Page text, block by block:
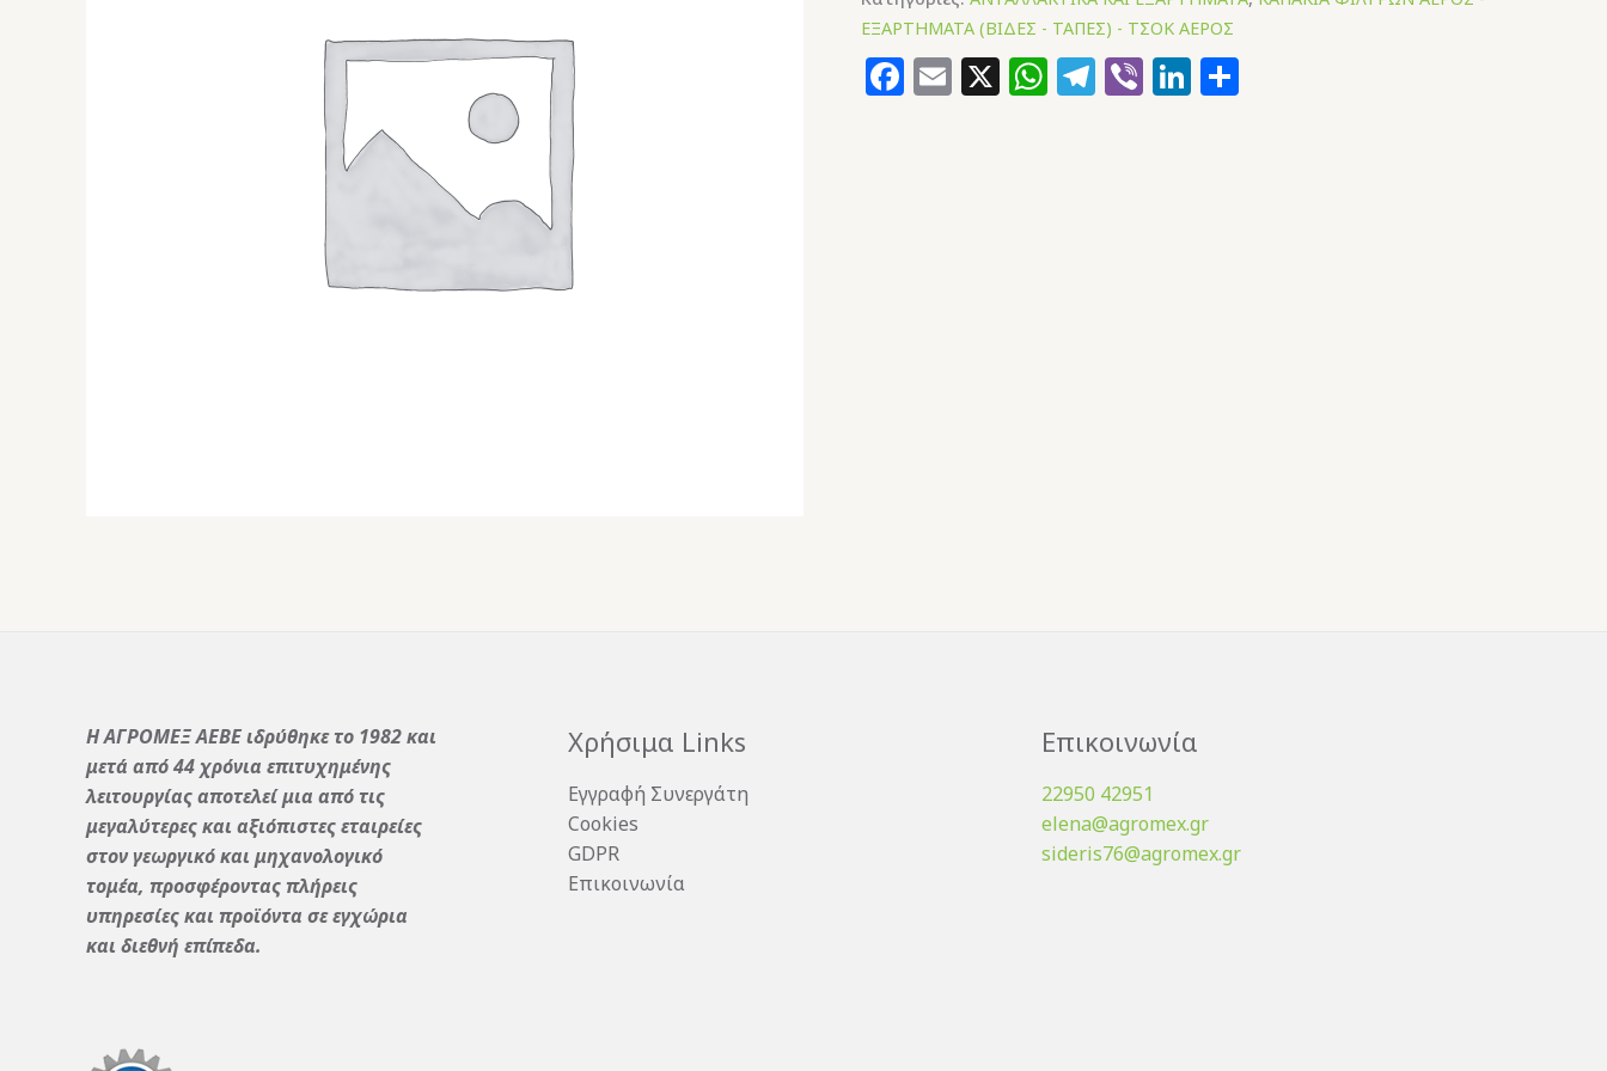
ΕΞΑΡΤΗΜΑΤΑ (ΒΙΔΕΣ - ΤΑΠΕΣ) - ΤΣΟΚ ΑΕΡΟΣ
Facebook
Email
X WhatsApp
Telegram
ViberLinkedIn
Η ΑΓΡΟΜΕΞ ΑΕΒΕ ιδρύθηκε το 1982 και
μετά από 44 χρόνια επιτυχημένης
λειτουργίας αποτελεί μια από τις
μεγαλύτερες και αξιόπιστες εταιρείες
στον γεωργικό και μηχανολογικό
τομέα, προσφέροντας πλήρεις
υπηρεσίες και προϊόντα σε εγχώρια
και διεθνή επίπεδα.
Χρήσιμα Links
Εγγραφή Συνεργάτη
Cookies
GDPR
Επικοινωνία
Επικοινωνία
22950 42951
elena@agromex.gr
sideris76@agromex.gr